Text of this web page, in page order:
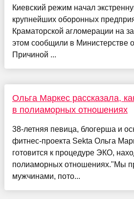
Киевский режим начал
крупнейших оборонных
Краматорской агломерации на
этом сообщили в Министерстве
Причиной ...
Ольга Маркес рассказала,
в полиаморных отношениях
38-летняя певица, блогерша и
фитнес-проекта Sekta Ольга
готовится к процедуре ЭКО,
полиаморных отношениях."Мы
мужчинами, пото...